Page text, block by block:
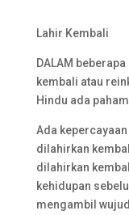
Lahir Kembali
DALAM
kembali atau
Hindu ada
Ada
dilahirkan
dilahirkan
kehidupan
mengambil